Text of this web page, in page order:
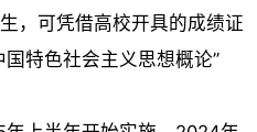
，可凭借高校开具的成绩证
特色社会主义思想概论”